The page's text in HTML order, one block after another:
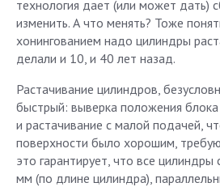
технология дает (или может дать)
изменить. А что менять? Тоже
хонингованием надо цилиндры
делали и 10, и 40 лет назад.
Растачивание цилиндров,
быстрый: выверка положения
и растачивание с малой подачей,
поверхности было хорошим,
это гарантирует, что все
мм (по длине цилиндра),